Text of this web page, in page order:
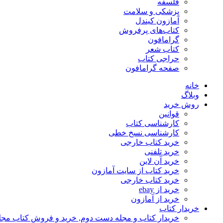
فلسفه
پزشکی و سلامت
آمازون کیندل
کتاب‌های پرفروش
گرامافون
کتاب شعر
حراجی کتاب
صفحه گرامافون
خانه
وبلاگ
روش خرید
قوانین
کارشناسی کتاب
کارشناسی نسخ خطی
خرید کتاب خارجی
خرید تلفنی
خرید آن لاین
خرید کتاب از سایت آمازون
خرید کتاب خارجی
خرید از ebay
خرید از آمازون
خریدار کتاب
خریدار کتاب و مجله دست دوم, خرید و فروش کتاب